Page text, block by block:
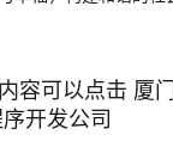
容可以点击 厦门
开发公司